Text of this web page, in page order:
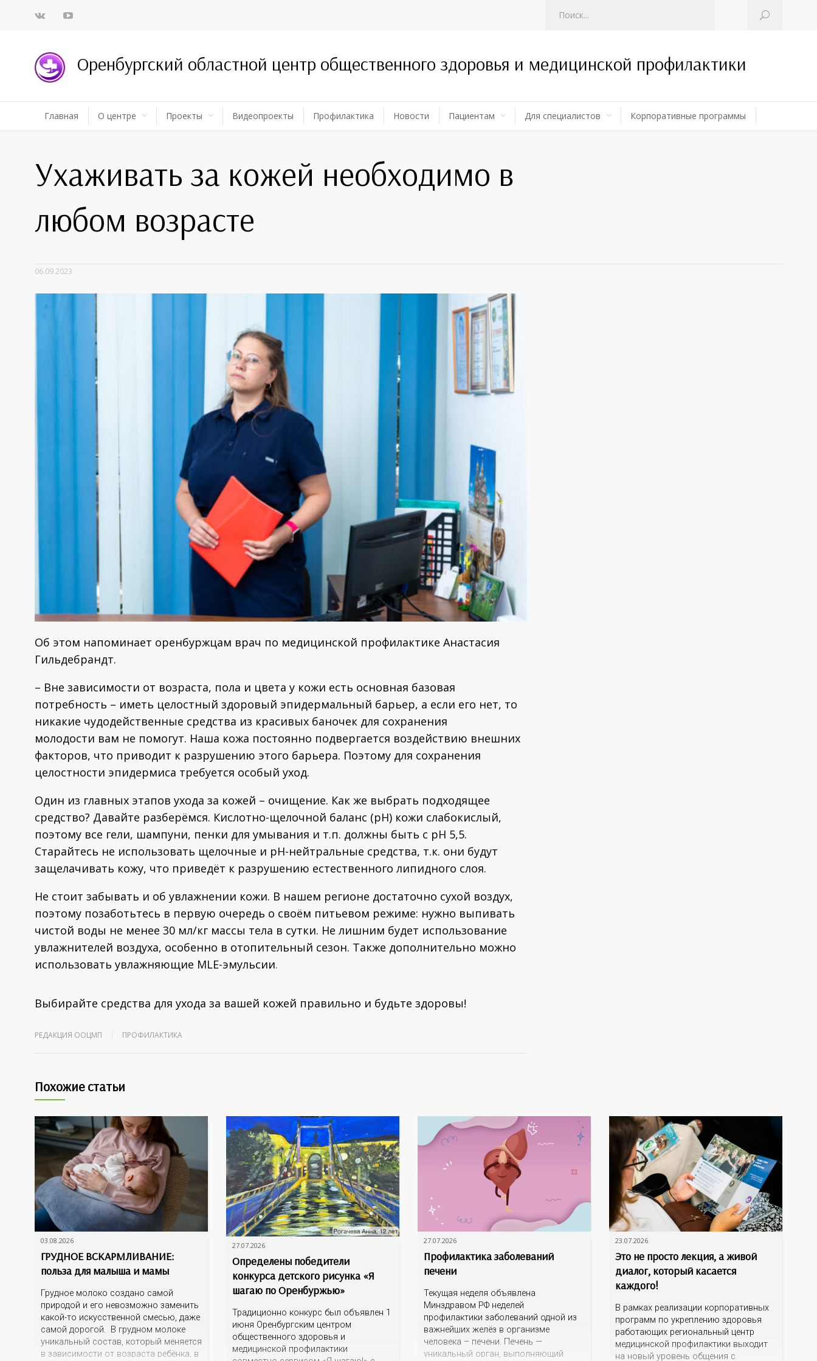
Оренбургский областной центр общественного здоровья и медицинской профилактики
Главная О центре Проекты Видеопроекты Профилактика Новости Пациентам Для специалистов Корпоративные программы
Ухаживать за кожей необходимо в
любом возрасте
06.09.2023
Об этом напоминает оренбуржцам врач по медицинской профилактике Анастасия
Гильдебрандт.
– Вне зависимости от возраста, пола и цвета у кожи есть основная базовая
потребность – иметь целостный здоровый эпидермальный барьер, а если его нет, то
никакие чудодейственные средства из красивых баночек для сохранения
молодости вам не помогут. Наша кожа постоянно подвергается воздействию внешних
факторов, что приводит к разрушению этого барьера. Поэтому для сохранения
целостности эпидермиса требуется особый уход.
Один из главных этапов ухода за кожей – очищение. Как же выбрать подходящее
средство? Давайте разберёмся. Кислотно-щелочной баланс (pH) кожи слабокислый,
поэтому все гели, шампуни, пенки для умывания и т.п. должны быть с рH 5,5.
Старайтесь не использовать щелочные и рH-нейтральные средства, т.к. они будут
защелачивать кожу, что приведёт к разрушению естественного липидного слоя.
Не стоит забывать и об увлажнении кожи. В нашем регионе достаточно сухой воздух,
поэтому позаботьтесь в первую очередь о своём питьевом режиме: нужно выпивать
чистой воды не менее 30 мл/кг массы тела в сутки. Не лишним будет использование
увлажнителей воздуха, особенно в отопительный сезон. Также дополнительно можно
использовать увлажняющие MLE-эмульсии.
Выбирайте средства для ухода за вашей кожей правильно и будьте здоровы!
РЕДАКЦИЯ ООЦМП ПРОФИЛАКТИКА
Похожие статьи
03.08.2026
ГРУДНОЕ ВСКАРМЛИВАНИЕ:
польза для малыша и мамы
Грудное молоко создано самой
природой и его невозможно заменить
какой-то искусственной смесью, даже
самой дорогой. В грудном молоке
уникальный состав, который меняется
в зависимости от возраста ребёнка, в
27.07.2026
Определены победители
конкурса детского рисунка «Я
шагаю по Оренбуржью»
Традиционно конкурс был объявлен 1
июня Оренбургским центром
общественного здоровья и
медицинской профилактики
27.07.2026
Профилактика заболеваний
печени
Текущая неделя объявлена
Минздравом РФ неделей
профилактики заболеваний одной из
важнейших желёз в организме
человека – печени. Печень —
уникальный орган, выполняющий
23.07.2026
Это не просто лекция, а живой
диалог, который касается
каждого!
В рамках реализации корпоративных
программ по укреплению здоровья
работающих региональный центр
медицинской профилактики выходит
на новый уровень общения с